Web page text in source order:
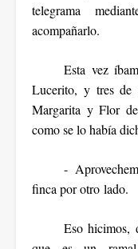
telegrama
acompañarlo.
Esta vez
Lucerito, y tres de
Margarita y Flor
como se lo había
-
finca por otro lado.
Eso hicimos,